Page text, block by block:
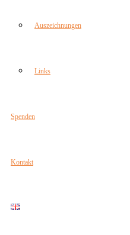
Auszeichnungen
Links
Spenden
Kontakt